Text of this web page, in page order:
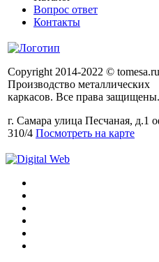
Вопрос ответ
Контакты
Copyright 2014-2022 © tomesa.ru
Производство металлических
каркасов. Все права защищены.
г. Самара улица Песчаная, д.1
310/4 Посмотреть на карте